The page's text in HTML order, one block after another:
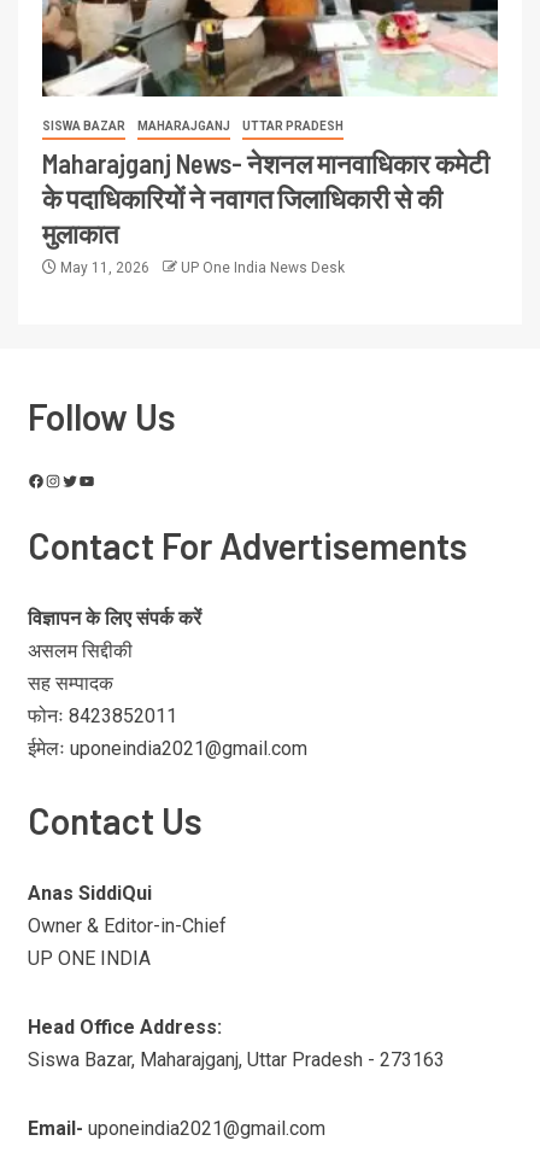
SISWA BAZAR MAHARAJGANJ UTTAR PRADESH
Maharajganj News- नेशनल मानवाधिकार कमेटी
के पदाधिकारियों ने नवागत जिलाधिकारी से की
मुलाकात
May 11, 2026 UP One India News Desk
Follow Us
Contact For Advertisements
विज्ञापन के लिए संपर्क करें
असलम सिद्दीकी
सह सम्पादक
फोनः 8423852011
ईमेलः uponeindia2021@gmail.com
Contact Us
Anas SiddiQui
Owner & Editor-in-Chief
UP ONE INDIA
Head Office Address:
Siswa Bazar, Maharajganj, Uttar Pradesh - 273163
Email- uponeindia2021@gmail.com